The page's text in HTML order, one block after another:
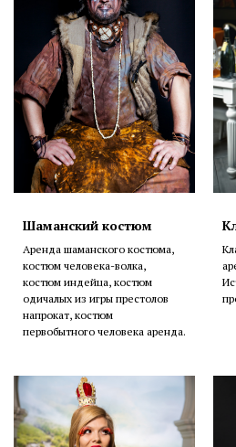
Шаманский костюм
Аренда шаманского костюма,
костюм человека-волка,
костюм индейца, костюм
одичалых из игры престолов
напрокат, костюм
первобытного человека аренда.